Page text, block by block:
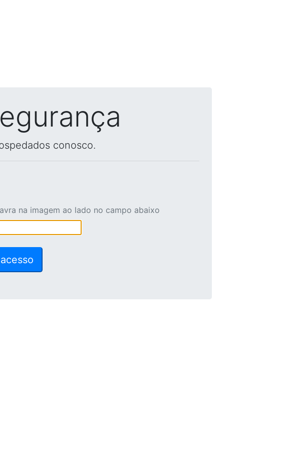
conosco.
na imagem ao lado no campo abaixo